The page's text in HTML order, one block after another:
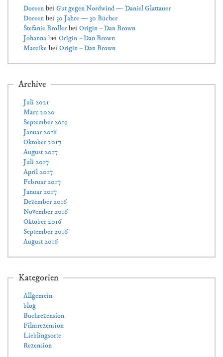
Doreen bei Gut gegen Nordwind — Daniel Glattauer
Doreen bei 30 Jahre — 30 Bücher
Stefanie Broller bei Origin – Dan Brown
Johanna bei Origin – Dan Brown
Mareike bei Origin – Dan Brown
Archive
Juli 2021
März 2020
September 2019
Januar 2018
Oktober 2017
August 2017
Juli 2017
April 2017
Februar 2017
Januar 2017
Dezember 2016
November 2016
Oktober 2016
September 2016
August 2016
Kategorien
Allgemein
blog
Buchrezension
Filmrezension
Lieblingsorte
Rezension